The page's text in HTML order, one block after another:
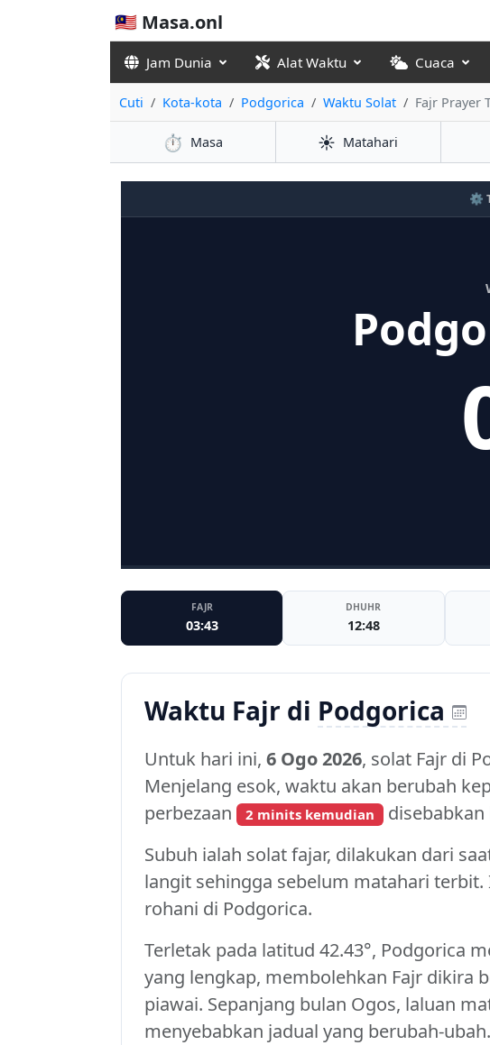
🇲🇾 Masa.onl
Jam Dunia Alat Waktu Cuaca
Cuti Kota-kota Podgorica Waktu Solat Fajr Prayer
⏱️ Masa ☀️ Matahari
⚙️
FAJR
03:43
DHUHR
12:48
Waktu Fajr di Podgorica
Untuk hari ini, 6 Ogo 2026, solat Fajr di
Menjelang esok, waktu akan berubah
perbezaan
2 minits kemudian disebabkan
Subuh ialah solat fajar, dilakukan dari
langit sehingga sebelum matahari
rohani di Podgorica.
Terletak pada latitud 42.43°, Podgorica
yang lengkap, membolehkan Fajr dikira
piawai. Sepanjang bulan Ogos, laluan
menyebabkan jadual yang berubah-